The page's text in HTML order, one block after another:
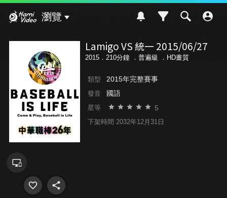
瀏覽
Lamigo VS 統一 2015/06/27
2015．210分鐘 ． 普遍級 ．HD畫質
類型 2015年完整賽事
發音 國語
星等 5
下架時間 2032年12月31日